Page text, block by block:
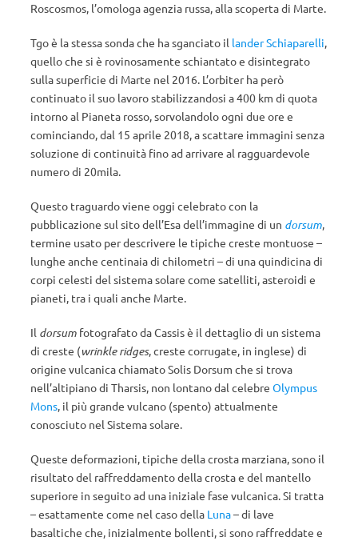
Roscosmos, l’omologa agenzia russa, alla scoperta di Marte.
Tgo è la stessa sonda che ha sganciato il lander Schiaparelli,
quello che si è rovinosamente schiantato e disintegrato
sulla superficie di Marte nel 2016. L’orbiter ha però
continuato il suo lavoro stabilizzandosi a 400 km di quota
intorno al Pianeta rosso, sorvolandolo ogni due ore e
cominciando, dal 15 aprile 2018, a scattare immagini senza
soluzione di continuità fino ad arrivare al ragguardevole
numero di 20mila.
Questo traguardo viene oggi celebrato con la
pubblicazione sul sito dell’Esa dell’immagine di un dorsum,
termine usato per descrivere le tipiche creste montuose –
lunghe anche centinaia di chilometri – di una quindicina di
corpi celesti del sistema solare come satelliti, asteroidi e
pianeti, tra i quali anche Marte.
Il dorsum fotografato da Cassis è il dettaglio di un sistema
di creste (wrinkle ridges, creste corrugate, in inglese) di
origine vulcanica chiamato Solis Dorsum che si trova
nell’altipiano di Tharsis, non lontano dal celebre Olympus
Mons, il più grande vulcano (spento) attualmente
conosciuto nel Sistema solare.
Queste deformazioni, tipiche della crosta marziana, sono il
risultato del raffreddamento della crosta e del mantello
superiore in seguito ad una iniziale fase vulcanica. Si tratta
– esattamente come nel caso della Luna– di lave
basaltiche che, inizialmente bollenti, si sono raffreddate e